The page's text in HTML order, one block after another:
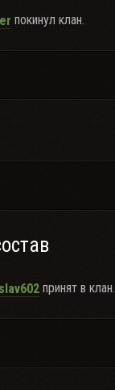
покинул клан.
принят в клан.